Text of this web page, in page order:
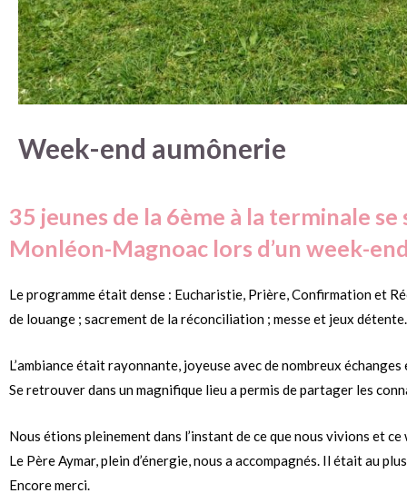
Week-end aumônerie
35 jeunes de la 6ème à la terminale
Monléon-Magnoac lors d’un week-
Le programme était dense : Eucharistie, Prière, Confirmation et
de louange ; sacrement de la réconciliation ; messe et jeux détente.
L’ambiance était rayonnante, joyeuse avec de nombreux échanges
Se retrouver dans un magnifique lieu a permis de partager les
Nous étions pleinement dans l’instant de ce que nous vivions et
Le Père Aymar, plein d’énergie, nous a accompagnés. Il était au
Encore merci.